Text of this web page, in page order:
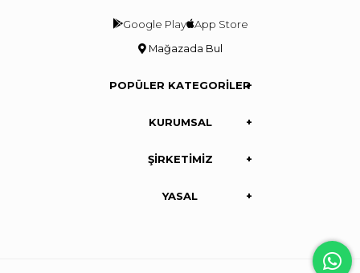
Google Play App Store
Mağazada Bul
POPÜLER KATEGORİLER
KURUMSAL
ŞİRKETİMİZ
YASAL